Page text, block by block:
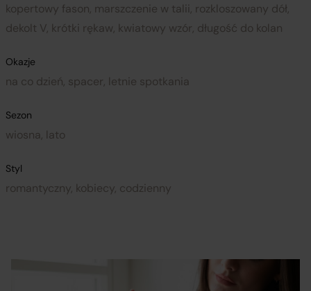
kopertowy fason, marszczenie w talii, rozkloszowany dół,
dekolt V, krótki rękaw, kwiatowy wzór, długość do kolan
Okazje
na co dzień, spacer, letnie spotkania
Sezon
wiosna, lato
Styl
romantyczny, kobiecy, codzienny